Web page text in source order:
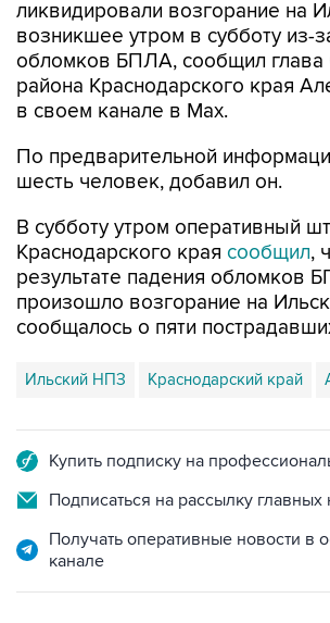
ликвидировали возгорание на
возникшее утром в субботу из-
обломков БПЛА, сообщил глава
района Краснодарского края
в своем канале в Max.
По предварительной
шесть человек, добавил он.
В субботу утром оперативный
Краснодарского края сообщил,
результате падения обломков
произошло возгорание на
сообщалось о пяти
Ильский НПЗ Краснодарский край
Купить подписку на
Подписаться на рассылку главных
Получать оперативные новости в
канале